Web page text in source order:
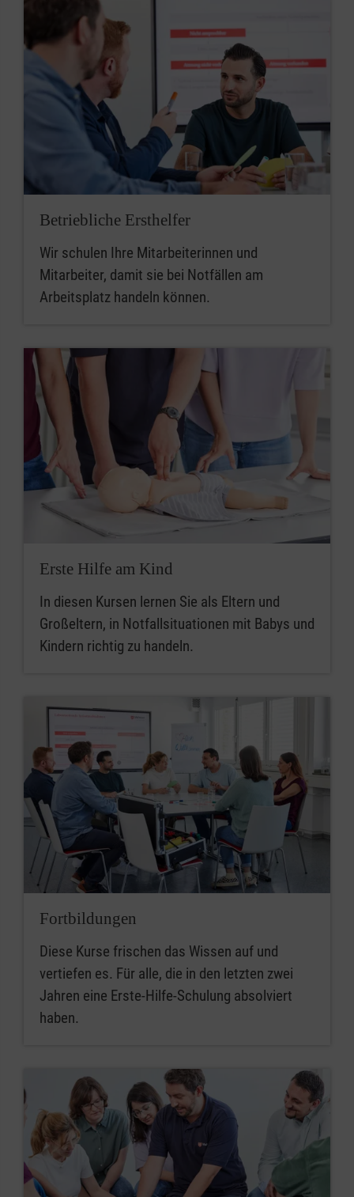
Betriebliche Ersthelfer
Wir schulen Ihre Mitarbeiterinnen und
Mitarbeiter, damit sie bei Notfällen am
Arbeitsplatz handeln können.
Erste Hilfe am Kind
In diesen Kursen lernen Sie als Eltern und
Großeltern, in Notfallsituationen mit Babys und
Kindern richtig zu handeln.
Fortbildungen
Diese Kurse frischen das Wissen auf und
vertiefen es. Für alle, die in den letzten zwei
Jahren eine Erste-Hilfe-Schulung absolviert
haben.